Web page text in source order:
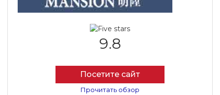
9.8
Посетите сайт
Прочитать обзор